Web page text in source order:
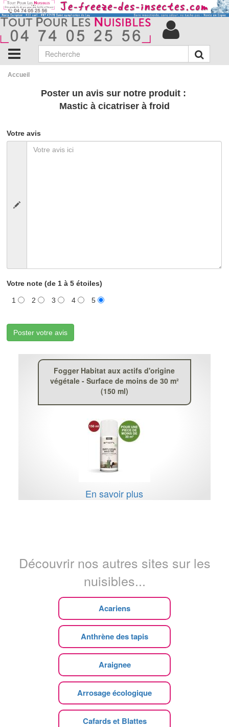
Accueil
Poster un avis sur notre produit :
Mastic à cicatriser à froid
Votre avis
Votre note (de 1 à 5 étoiles)
1 2 3 4 5
Poster votre avis
Fogger Habitat aux actifs d'origine
végétale - Surface de moins de 30 m²
(150 ml)
En savoir plus
Découvrir nos autres sites sur les
nuisibles...
Acariens
Anthrène des tapis
Araignee
Arrosage écologique
Cafards et Blattes